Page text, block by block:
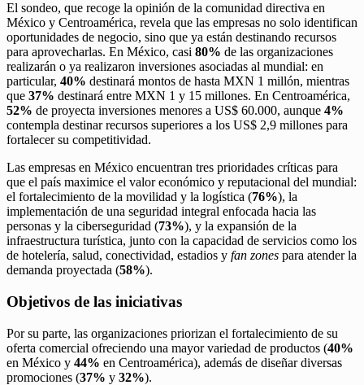
El sondeo, que recoge la opinión de la comunidad directiva en
México y Centroamérica, revela que las empresas no solo identifican
oportunidades de negocio, sino que ya están destinando recursos
para aprovecharlas. En México, casi 80% de las organizaciones
realizarán o ya realizaron inversiones asociadas al mundial: en
particular, 40% destinará montos de hasta MXN 1 millón, mientras
que 37% destinará entre MXN 1 y 15 millones. En Centroamérica,
52% de proyecta inversiones menores a US$ 60.000, aunque 4%
contempla destinar recursos superiores a los US$ 2,9 millones para
fortalecer su competitividad.
Las empresas en México encuentran tres prioridades críticas para
que el país maximice el valor económico y reputacional del mundial:
el fortalecimiento de la movilidad y la logística (76%), la
implementación de una seguridad integral enfocada hacia las
personas y la ciberseguridad (73%), y la expansión de la
infraestructura turística, junto con la capacidad de servicios como los
de hotelería, salud, conectividad, estadios y fan zones para atender la
demanda proyectada (58%).
Objetivos de las iniciativas
Por su parte, las organizaciones priorizan el fortalecimiento de su
oferta comercial ofreciendo una mayor variedad de productos (40%
en México y 44% en Centroamérica), además de diseñar diversas
promociones (37% y 32%).